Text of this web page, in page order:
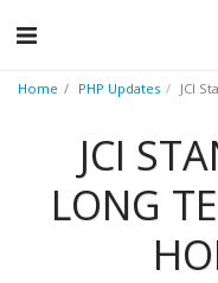
Home PHP Updates JCI
JCI
LONG